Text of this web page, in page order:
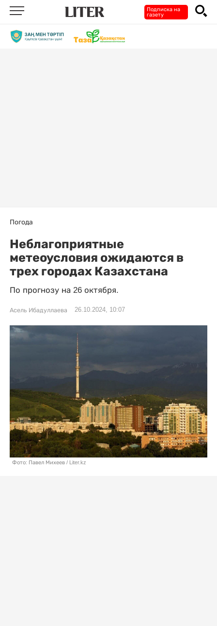
Подписка на
газету
Погода
Неблагоприятные
метеоусловия ожидаются в
трех городах Казахстана
По прогнозу на 26 октября.
Асель Ибадуллаева 26.10.2024, 10:07
Фото: Павел Михеев / Liter.kz